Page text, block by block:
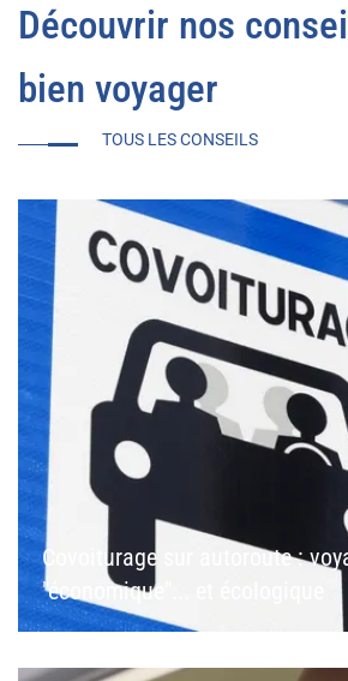
Découvrir nos
bien voyager
TOUS LES CONSEILS
Covoiturage sur autoroute :
"économique"... et écologique